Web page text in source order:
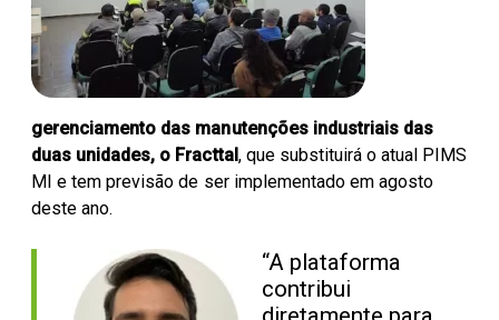
Parceiros Cocal
Unidades
Levedura Seca
gerenciamento das manutenções industriais das
duas unidades, o Fracttal , que substituirá o atual PIMS
MI e tem previsão de ser implementado em agosto
deste ano.
“A plataforma
contribui